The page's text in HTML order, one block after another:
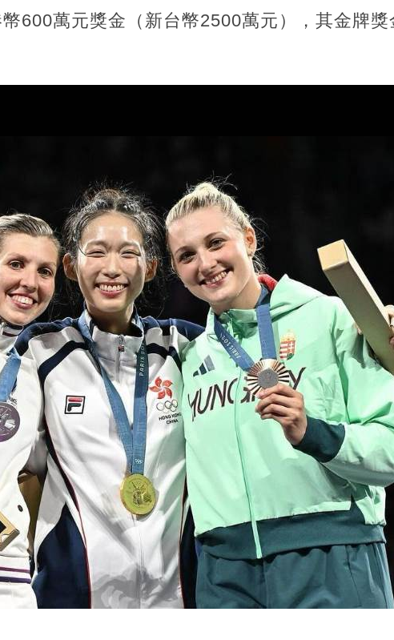
600萬元獎金（新台幣2500萬元），其金牌獎